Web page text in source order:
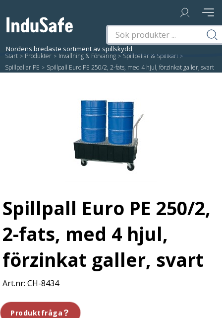
Start / Produkter / Invallning & Förvaring / Spillpallar & Spillkärl /
Spillpallar PE / Spillpall Euro PE 250/2, 2-fats, med 4 hjul, förzinkat galler, svart
Spillpall Euro PE 250/2,
2-fats, med 4 hjul,
förzinkat galler, svart
CH-8434
Produktfråga